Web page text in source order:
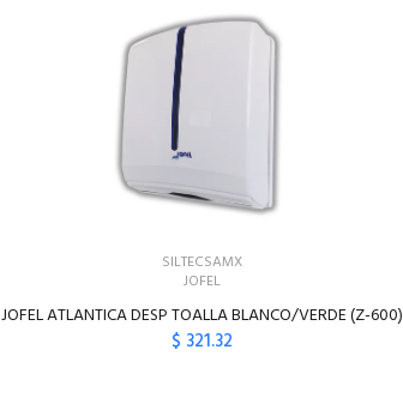
SILTECSAMX
JOFEL
JOFEL ATLANTICA DESP TOALLA BLANCO/VERDE (Z-600)
$ 321.32